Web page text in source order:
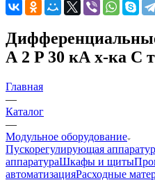
А 2 P 30 кА х-ка C
Главная
—
Каталог
—
Модульное оборудование
Пускорегулирующая
аппаратураШкафы и щиты
автоматизацияРасходные